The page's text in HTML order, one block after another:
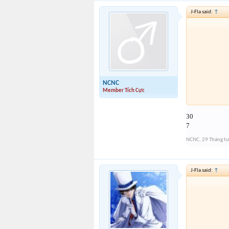
NCNC
Member Tích Cực
J-Fla said: ↑
Mọi
quote
30
7
NCNC, 29 Tháng
J-Fla said: ↑